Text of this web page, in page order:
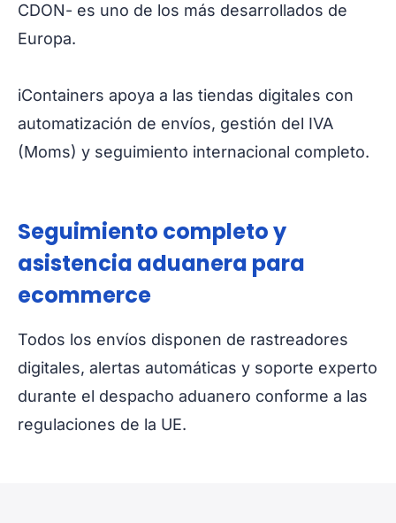
CDON- es uno de los más desarrollados de
Europa.
iContainers apoya a las tiendas digitales con
automatización de envíos, gestión del IVA
(Moms) y seguimiento internacional completo.
Seguimiento completo y
asistencia aduanera para
ecommerce
Todos los envíos disponen de rastreadores
digitales, alertas automáticas y soporte experto
durante el despacho aduanero conforme a las
regulaciones de la UE.